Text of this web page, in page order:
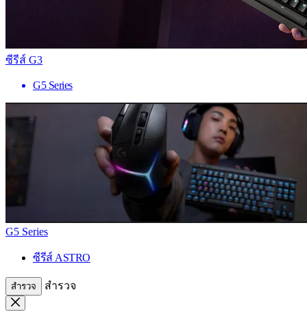
ซีรีส์ G3
G5 Series
G5 Series
ซีรีส์ ASTRO
สำรวจ สำรวจ